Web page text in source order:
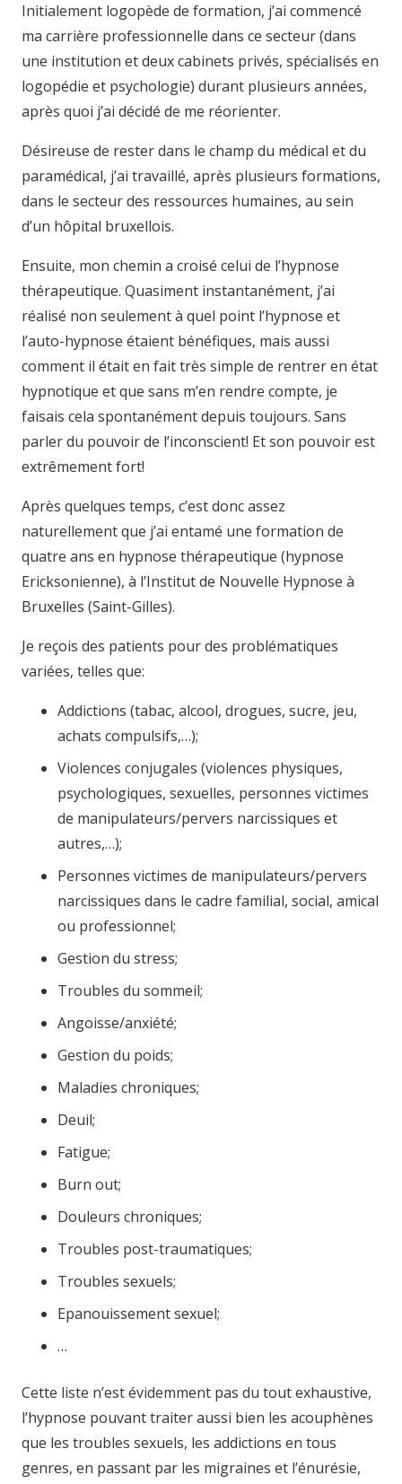
Initialement logopède de formation, j’ai commencé
ma carrière professionnelle dans ce secteur (dans
une institution et deux cabinets privés, spécialisés en
logopédie et psychologie) durant plusieurs années,
après quoi j’ai décidé de me réorienter.
Désireuse de rester dans le champ du médical et du
paramédical, j’ai travaillé, après plusieurs formations,
dans le secteur des ressources humaines, au sein
d’un hôpital bruxellois.
Ensuite, mon chemin a croisé celui de l’hypnose
thérapeutique. Quasiment instantanément, j’ai
réalisé non seulement à quel point l’hypnose et
l’auto-hypnose étaient bénéfiques, mais aussi
comment il était en fait très simple de rentrer en état
hypnotique et que sans m’en rendre compte, je
faisais cela spontanément depuis toujours. Sans
parler du pouvoir de l’inconscient! Et son pouvoir est
extrêmement fort!
Après quelques temps, c’est donc assez
naturellement que j’ai entamé une formation de
quatre ans en hypnose thérapeutique (hypnose
Ericksonienne), à l’Institut de Nouvelle Hypnose à
Bruxelles (Saint-Gilles).
Je reçois des patients pour des problématiques
variées, telles que:
Addictions (tabac, alcool, drogues, sucre, jeu,
achats compulsifs,…);
Violences conjugales (violences physiques,
psychologiques, sexuelles, personnes victimes
de manipulateurs/pervers narcissiques et
autres,…);
Personnes victimes de manipulateurs/pervers
narcissiques dans le cadre familial, social, amical
ou professionnel;
Gestion du stress;
Troubles du sommeil;
Angoisse/anxiété;
Gestion du poids;
Maladies chroniques;
Deuil;
Fatigue;
Burn out;
Douleurs chroniques;
Troubles post-traumatiques;
Troubles sexuels;
Epanouissement sexuel;
…
Cette liste n’est évidemment pas du tout exhaustive,
l’hypnose pouvant traiter aussi bien les acouphènes
que les troubles sexuels, les addictions en tous
genres, en passant par les migraines et l’énurésie,